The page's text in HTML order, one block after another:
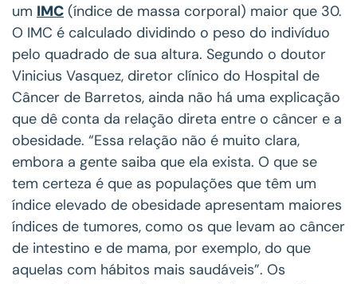
um IMC (índice de massa corporal) maior que 30.
O IMC é calculado dividindo o peso do indivíduo
pelo quadrado de sua altura. Segundo o doutor
Vinicius Vasquez, diretor clínico do Hospital de
Câncer de Barretos, ainda não há uma explicação
que dê conta da relação direta entre o câncer e a
obesidade. “Essa relação não é muito clara,
embora a gente saiba que ela exista. O que se
tem certeza é que as populações que têm um
índice elevado de obesidade apresentam maiores
índices de tumores, como os que levam ao câncer
de intestino e de mama, por exemplo, do que
aquelas com hábitos mais saudáveis”. Os